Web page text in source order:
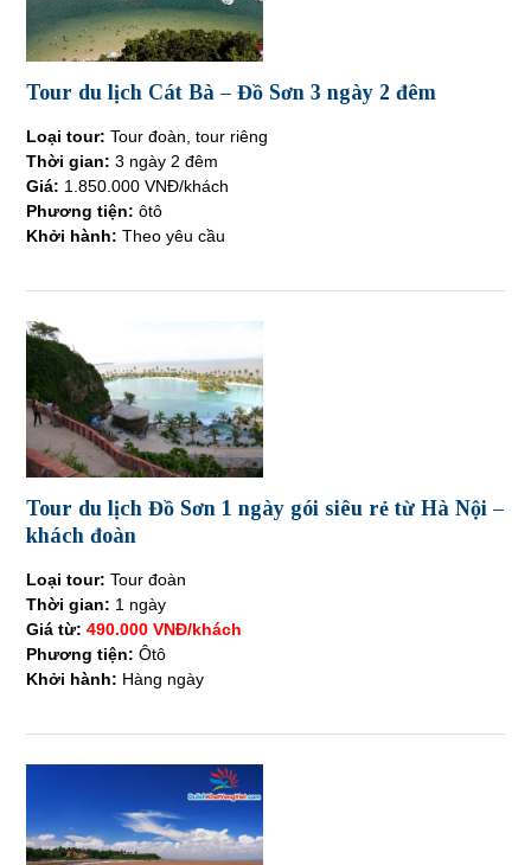
Tour du lịch Cát Bà – Đồ Sơn 3 ngày 2 đêm
Loại tour:Tour đoàn, tour riêng
Thời gian: 3 ngày 2 đêm
Giá: 1.850.000 VNĐ/khách
Phương tiện:ôtô
Khởi hành:Theo yêu cầu
Tour du lịch Đồ Sơn 1 ngày gói siêu rẻ từ Hà Nội –
khách đoàn
Loại tour:Tour đoàn
Thời gian: 1 ngày
Giá từ:490.000 VNĐ/khách
Phương tiện:Ôtô
Khởi hành: Hàng ngày